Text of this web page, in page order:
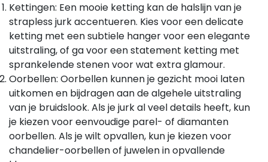
Kettingen: Een mooie ketting kan de halslijn van je
strapless jurk accentueren. Kies voor een delicate
ketting met een subtiele hanger voor een elegante
uitstraling, of ga voor een statement ketting met
sprankelende stenen voor wat extra glamour.
Oorbellen: Oorbellen kunnen je gezicht mooi laten
uitkomen en bijdragen aan de algehele uitstraling
van je bruidslook. Als je jurk al veel details heeft, kun
je kiezen voor eenvoudige parel- of diamanten
oorbellen. Als je wilt opvallen, kun je kiezen voor
chandelier-oorbellen of juwelen in opvallende